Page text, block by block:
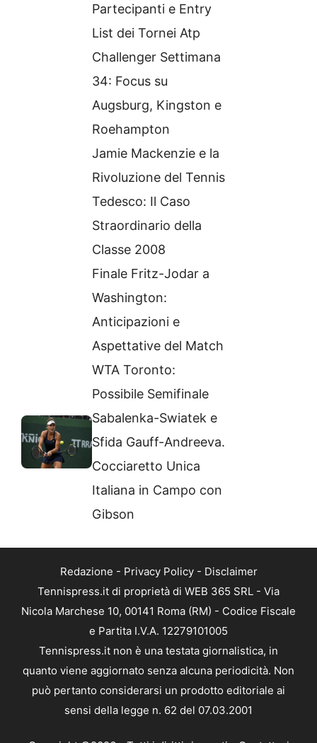
Partecipanti e Entry
List dei Tornei Atp
Challenger Settimana
34: Focus su
Augsburg, Kingston e
Roehampton
Jamie Mackenzie e la
Rivoluzione del Tennis
Tedesco: Il Caso
Straordinario della
Classe 2008
Finale Fritz-Jodar a
Washington:
Anticipazioni e
Aspettative del Match
WTA Toronto:
Possibile Semifinale
Sabalenka-Swiatek e
Sfida Gauff-Andreeva.
Cocciaretto Unica
Italiana in Campo con
Gibson
Redazione - Privacy Policy- Disclaimer
Tennispress.it di proprietà di WEB 365 SRL - Via
Nicola Marchese 10, 00141 Roma (RM) - Codice Fiscale
e Partita I.V.A. 12279101005
Tennispress.it non è una testata giornalistica, in
quanto viene aggiornato senza alcuna periodicità. Non
può pertanto considerarsi un prodotto editoriale ai
sensi della legge n. 62 del 07.03.2001